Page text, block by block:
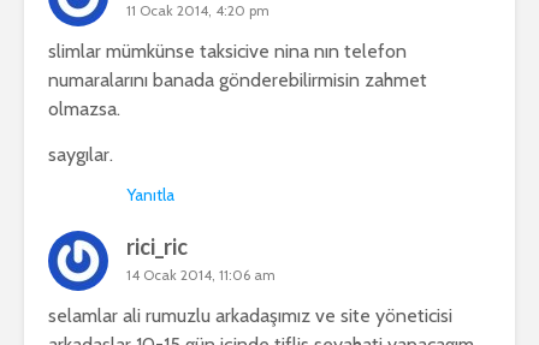
11 Ocak 2014, 4:20 pm
slimlar mümkünse taksicive nina nın telefon
numaralarını banada gönderebilirmisin zahmet
olmazsa.
saygılar.
Yanıtla
rici_ric
14 Ocak 2014, 11:06 am
selamlar ali rumuzlu arkadaşımız ve site yöneticisi